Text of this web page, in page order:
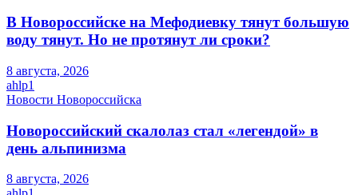
В Новороссийске на Мефодиевку тянут большую
воду тянут. Но не протянут ли сроки?
8 августа, 2026
ahlp1
Новости Новороссийска
Новороссийский скалолаз стал «легендой» в
день альпинизма
8 августа, 2026